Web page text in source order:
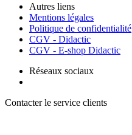
Autres liens
Mentions légales
Politique de confidentialité
CGV - Didactic
CGV - E-shop Didactic
Réseaux sociaux
Contacter le service clients